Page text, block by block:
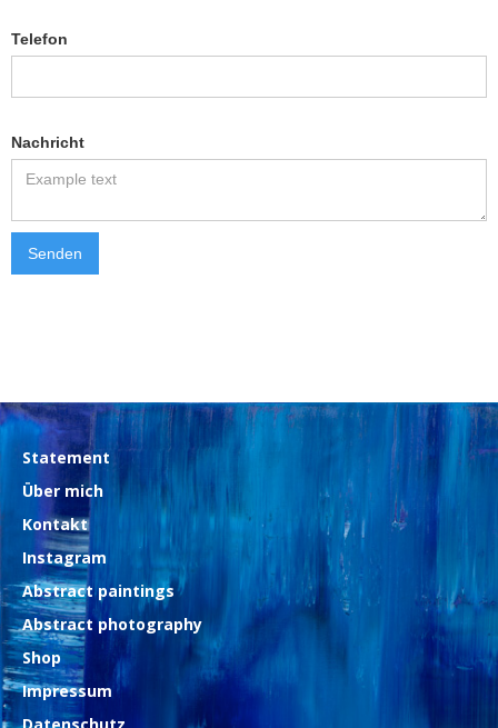
Telefon
Nachricht
Statement
Über mich
Kontakt
Instagram
Abstract paintings
Abstract photography
Shop
Impressum